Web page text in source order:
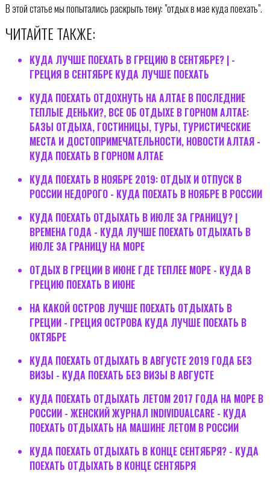
В этой статье мы попытались раскрыть тему: "отдых в мае куда поехать".
ЧИТАЙТЕ ТАКЖЕ:
КУДА ЛУЧШЕ ПОЕХАТЬ В ГРЕЦИЮ В СЕНТЯБРЕ? | -
ГРЕЦИЯ В СЕНТЯБРЕ КУДА ЛУЧШЕ ПОЕХАТЬ
КУДА ПОЕХАТЬ ОТДОХНУТЬ НА АЛТАЕ В ПОСЛЕДНИЕ
ТЕПЛЫЕ ДЕНЬКИ?, ВСЕ ОБ ОТДЫХЕ В ГОРНОМ АЛТАЕ:
БАЗЫ ОТДЫХА, ГОСТИНИЦЫ, ТУРЫ, ТУРИСТИЧЕСКИЕ
МЕСТА И ДОСТОПРИМЕЧАТЕЛЬНОСТИ, НОВОСТИ АЛТАЯ -
КУДА ПОЕХАТЬ В ГОРНОМ АЛТАЕ
КУДА ПОЕХАТЬ В НОЯБРЕ 2019: ОТДЫХ И ОТПУСК В
РОССИИ НЕДОРОГО - КУДА ПОЕХАТЬ В НОЯБРЕ В РОССИИ
КУДА ПОЕХАТЬ ОТДЫХАТЬ В ИЮЛЕ ЗА ГРАНИЦУ? |
ВРЕМЕНА ГОДА - КУДА ЛУЧШЕ ПОЕХАТЬ ОТДЫХАТЬ В
ИЮЛЕ ЗА ГРАНИЦУ НА МОРЕ
ОТДЫХ В ГРЕЦИИ В ИЮНЕ ГДЕ ТЕПЛЕЕ МОРЕ - КУДА В
ГРЕЦИЮ ПОЕХАТЬ В ИЮНЕ
НА КАКОЙ ОСТРОВ ЛУЧШЕ ПОЕХАТЬ ОТДЫХАТЬ В
ГРЕЦИИ - ГРЕЦИЯ ОСТРОВА КУДА ЛУЧШЕ ПОЕХАТЬ В
ОКТЯБРЕ
КУДА ПОЕХАТЬ ОТДЫХАТЬ В АВГУСТЕ 2019 ГОДА БЕЗ
ВИЗЫ - КУДА ПОЕХАТЬ БЕЗ ВИЗЫ В АВГУСТЕ
КУДА ПОЕХАТЬ ОТДЫХАТЬ ЛЕТОМ 2017 ГОДА НА МОРЕ В
РОССИИ - ЖЕНСКИЙ ЖУРНАЛ INDIVIDUALCARE - КУДА
ПОЕХАТЬ ОТДЫХАТЬ НА МАШИНЕ ЛЕТОМ В РОССИИ
КУДА ПОЕХАТЬ ОТДЫХАТЬ В КОНЦЕ СЕНТЯБРЯ? - КУДА
ПОЕХАТЬ ОТДЫХАТЬ В КОНЦЕ СЕНТЯБРЯ